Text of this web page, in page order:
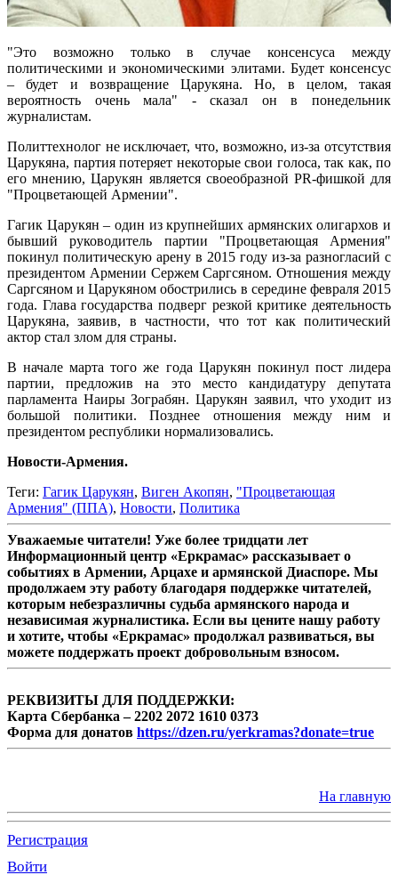
"Это возможно только в случае консенсуса между
политическими и экономическими элитами. Будет консенсус
– будет и возвращение Царукяна. Но, в целом, такая
вероятность очень мала" - сказал он в понедельник
журналистам.
Политтехнолог не исключает, что, возможно, из-за отсутствия
Царукяна, партия потеряет некоторые свои голоса, так как, по
его мнению, Царукян является своеобразной PR-фишкой для
"Процветающей Армении".
Гагик Царукян – один из крупнейших армянских олигархов и
бывший руководитель партии "Процветающая Армения"
покинул политическую арену в 2015 году из-за разногласий с
президентом Армении Сержем Саргсяном. Отношения между
Саргсяном и Царукяном обострились в середине февраля 2015
года. Глава государства подверг резкой критике деятельность
Царукяна, заявив, в частности, что тот как политический
актор стал злом для страны.
В начале марта того же года Царукян покинул пост лидера
партии, предложив на это место кандидатуру депутата
парламента Наиры Зограбян. Царукян заявил, что уходит из
большой политики. Позднее отношения между ним и
президентом республики нормализовались.
Новости-Армения.
Теги: Гагик Царукян, Виген Акопян, "Процветающая
Армения" (ППА), Новости, Политика
Уважаемые читатели! Уже более тридцати лет
Информационный центр «Еркрамас» рассказывает о
событиях в Армении, Арцахе и армянской Диаспоре. Мы
продолжаем эту работу благодаря поддержке читателей,
которым небезразличны судьба армянского народа и
независимая журналистика. Если вы цените нашу работу
и хотите, чтобы «Еркрамас» продолжал развиваться, вы
можете поддержать проект добровольным взносом.
РЕКВИЗИТЫ ДЛЯ ПОДДЕРЖКИ:
Карта Сбербанка – 2202 2072 1610 0373
Форма для донатов https://dzen.ru/yerkramas?donate=true
На главную
Регистрация
Войти